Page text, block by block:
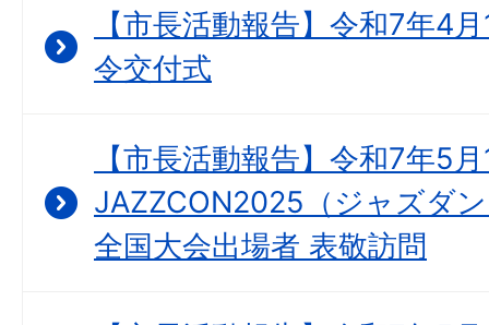
【市長活動報告】令和7年4
令交付式
【市長活動報告】令和7年5
JAZZCON2025（ジャズダ
全国大会出場者 表敬訪問